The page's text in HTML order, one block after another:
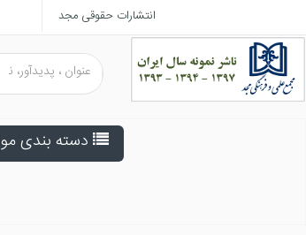
انتشارات حقوقی مجد
دسته بندی